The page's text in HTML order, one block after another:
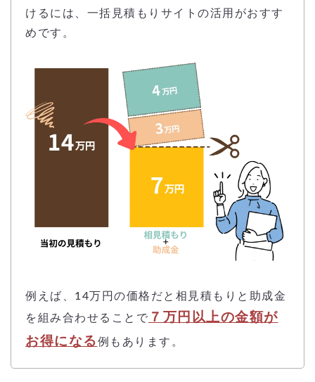
けるには、一括見積もりサイトの活用がおすす
めです。
例えば、14万円の価格だと相見積もりと助成金
を組み合わせることで ７万円以上の金額が
お得になる例もあります。